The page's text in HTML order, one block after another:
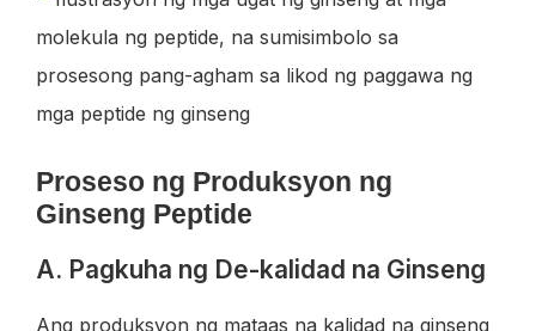
Proseso ng Produksyon ng
Ginseng Peptide
A. Pagkuha ng De-kalidad na Ginseng
Ang produksyon ng mataas na kalidad na ginseng